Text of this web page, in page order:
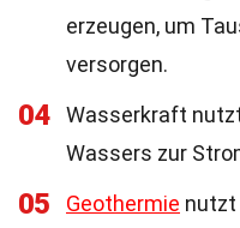
erzeugen, um
versorgen.
04
Wasserkraft
Wassers zur
05 Geothermie nutzt